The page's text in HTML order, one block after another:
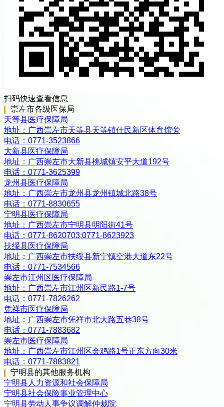
扫码快速查看信息
崇左市各级医保局
天等县医疗保障局
地址： 广西崇左市天等县天等镇仕民新区体育馆旁
电话： 0771-3523866
大新县医疗保障局
地址： 广西崇左市大新县桃城镇安平大道192号
电话： 0771-3625399
龙州县医疗保障局
地址： 广西崇左市龙州县龙州镇城北路38号
电话： 0771-8830655
宁明县医疗保障局
地址： 广西崇左市宁明县明阳街41号
电话： 0771-8620703;0771-8623923
扶绥县医疗保障局
地址： 广西崇左市扶绥县新宁镇空港大道东22号
电话： 0771-7534566
崇左市江州区医疗保障局
地址： 广西崇左市江州区新民路1-7号
电话： 0771-7826262
凭祥市医疗保障局
地址： 广西崇左市凭祥市北大路五巷38号
电话： 0771-7883682
崇左市医疗保障局
地址： 广西崇左市江州区金鸡路1号正东方向30米
电话： 0771-7883821
宁明县的其他服务机构
宁明县人力资源和社会保障局
宁明县社会保险事业管理中心
宁明县劳动人事争议调解仲裁院